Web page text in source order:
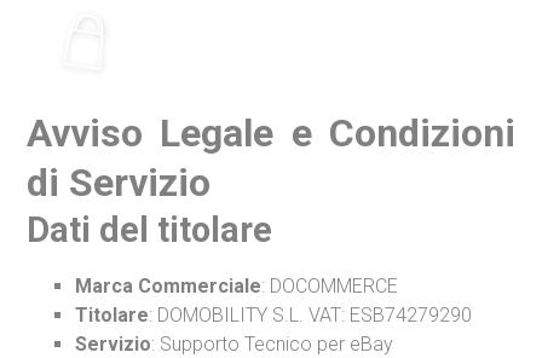
Avviso Legale e Condizioni
di Servizio
Dati del titolare
Marca Commerciale: DOCOMMERCE
Titolare: DOMOBILITY S.L. VAT: ESB74279290
Servizio: Supporto Tecnico per eBay